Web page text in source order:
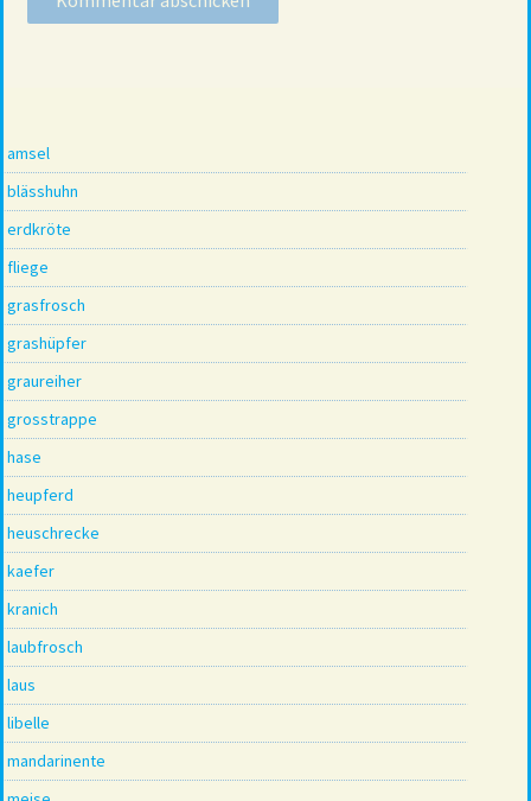
amsel
blässhuhn
erdkröte
fliege
grasfrosch
grashüpfer
graureiher
grosstrappe
hase
heupferd
heuschrecke
kaefer
kranich
laubfrosch
laus
libelle
mandarinente